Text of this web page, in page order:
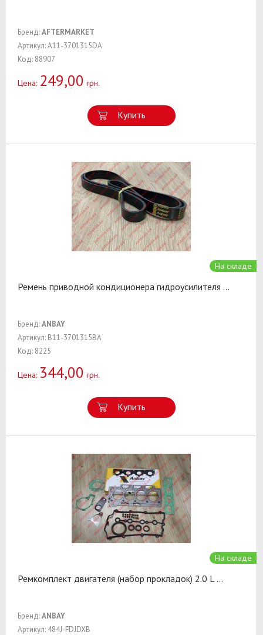
Бренд:AFTERMARKET
Артикул: A11-3701315DA
Код: 88907
Цена: 249,00 грн.
Купить
На складе
Ремень приводной кондиционера гидроусилителя ...
Бренд:ANBAY
Артикул: B11-3701315BA
Код: 8225
Цена: 344,00 грн.
Купить
На складе
Ремкомплект двигателя (набор прокладок) 2.0 L ...
Бренд:ANBAY
Артикул: 484J-FDJDXB